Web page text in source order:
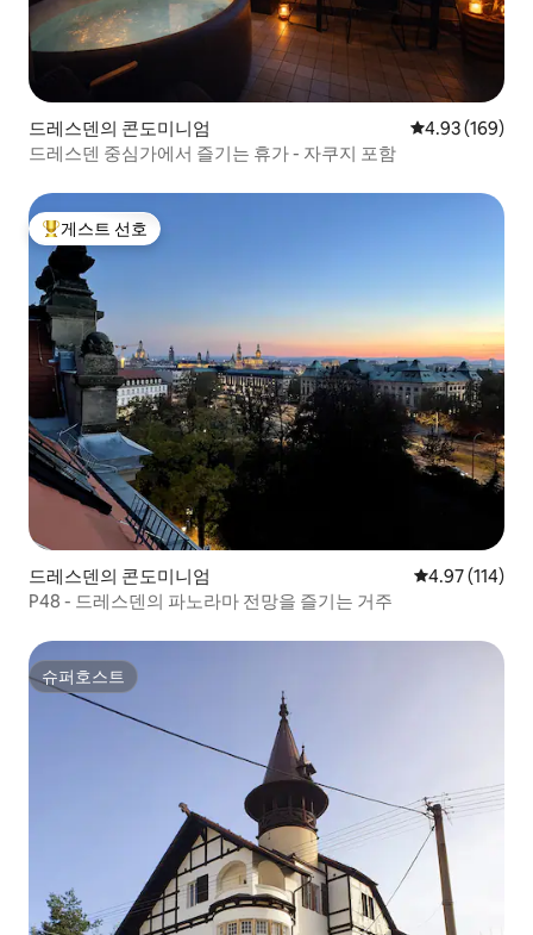
드레스덴의 콘도미니엄 평점 4.93점(5
4.93 (169)
드레스덴 중심가에서 즐기는 휴가 - 자쿠지 포함
상위 게스트 선호
게스트 선호
드레스덴의 콘도미니엄 평점 4.97점(5
4.97 (114)
P48 - 드레스덴의 파노라마 전망을 즐기는 거주
슈퍼호스트
슈퍼호스트